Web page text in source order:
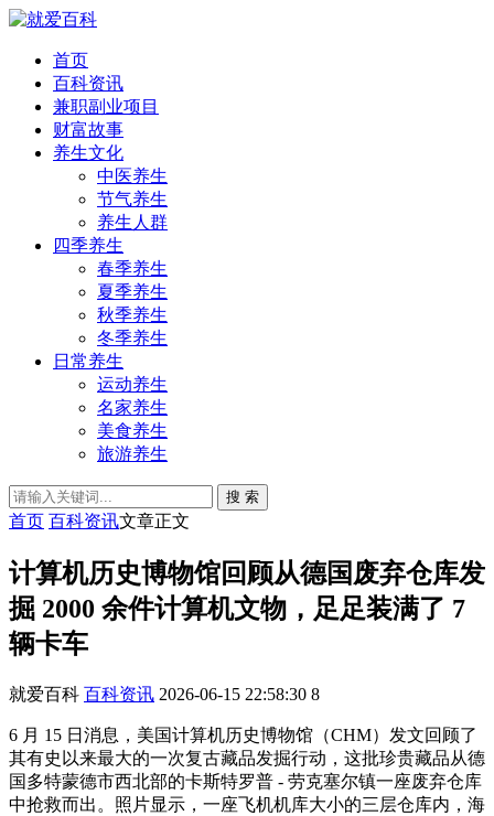
首页
百科资讯
兼职副业项目
财富故事
养生文化
中医养生
节气养生
养生人群
四季养生
春季养生
夏季养生
秋季养生
冬季养生
日常养生
运动养生
名家养生
美食养生
旅游养生
搜 索
首页 百科资讯文章正文
计算机历史博物馆回顾从德国废弃仓库发
掘 2000 余件计算机文物，足足装满了 7
辆卡车
就爱百科 百科资讯 2026-06-15 22:58:30 8
6 月 15 日消息，美国计算机历史博物馆（CHM）发文回顾了
其有史以来最大的一次复古藏品发掘行动，这批珍贵藏品从德
国多特蒙德市西北部的卡斯特罗普 - 劳克塞尔镇一座废弃仓库
中抢救而出。照片显示，一座飞机机库大小的三层仓库内，海